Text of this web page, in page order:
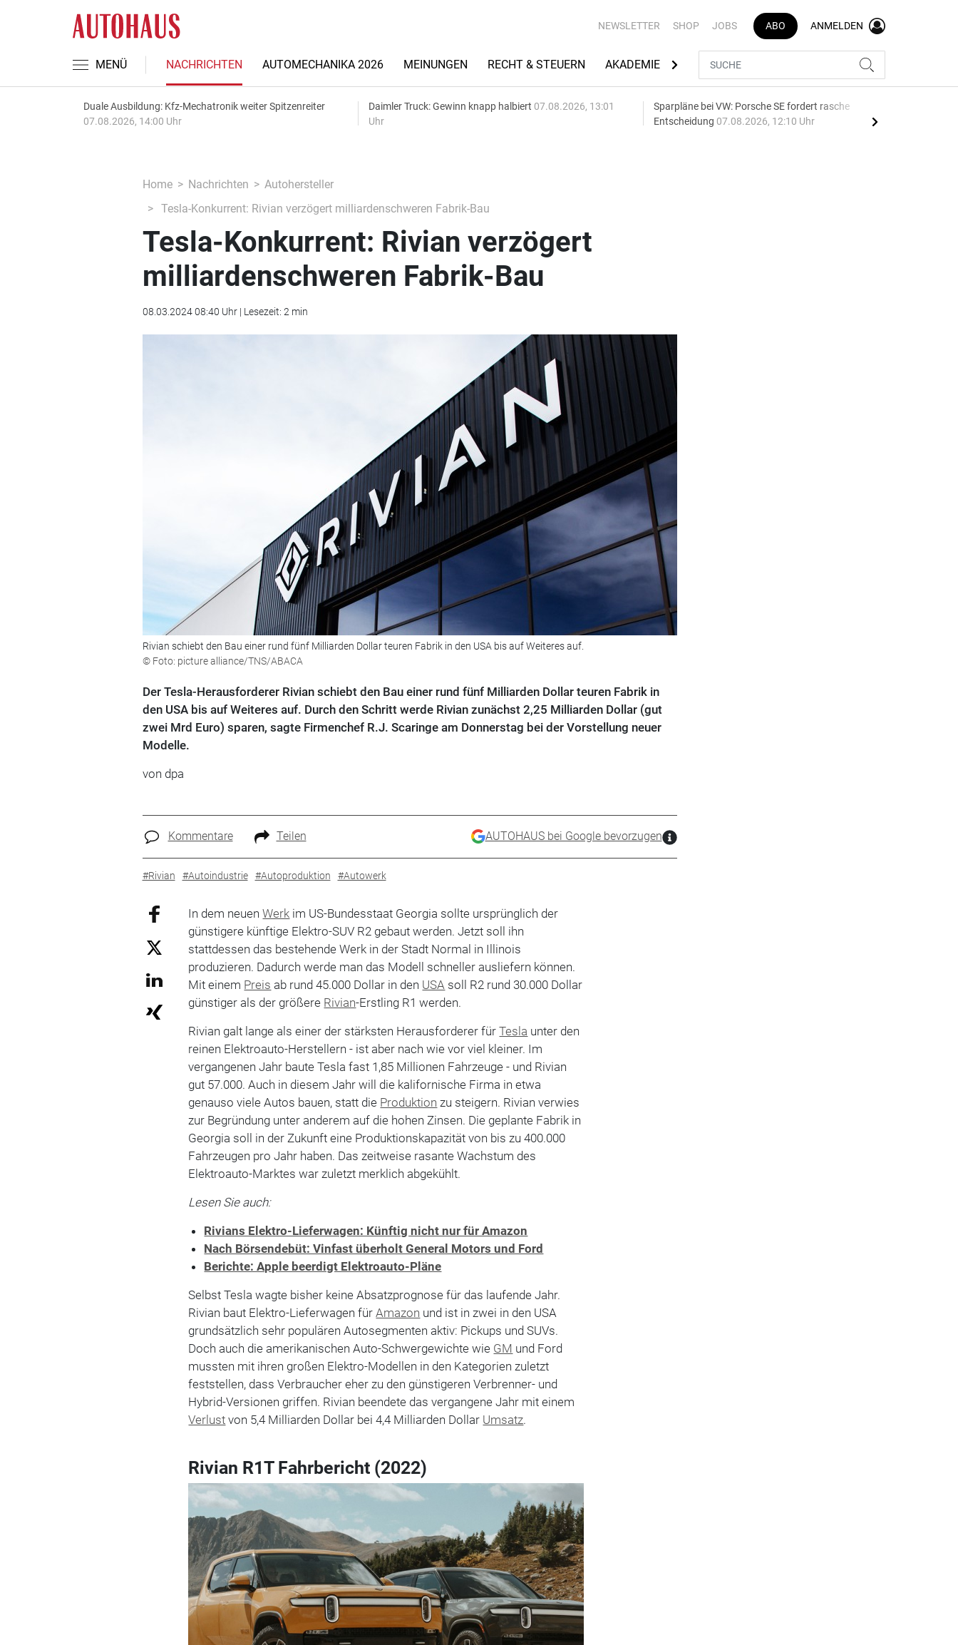
NEWSLETTER SHOP JOBS ABO ANMELDEN
MENÜ NACHRICHTEN AUTOMECHANIKA 2026 MEINUNGEN RECHT & STEUERN AKADEMIE AUTOMARKEN
Duale Ausbildung: Kfz-Mechatronik weiter Spitzenreiter
07.08.2026, 14:00 Uhr
Daimler Truck: Gewinn knapp halbiert 07.08.2026, 13:01
Uhr
Sparpläne bei VW: Porsche SE fordert rasche
Entscheidung 07.08.2026, 12:10 Uhr
Home Nachrichten
Autohersteller
Tesla-Konkurrent: Rivian verzögert milliardenschweren Fabrik-Bau
Tesla-Konkurrent: Rivian verzögert
milliardenschweren Fabrik-Bau
08.03.2024 08:40 Uhr | Lesezeit: 2 min
Rivian schiebt den Bau einer rund fünf Milliarden Dollar teuren Fabrik in den USA bis auf Weiteres auf.
© Foto: picture alliance/TNS/ABACA
Der Tesla-Herausforderer Rivian schiebt den Bau einer rund fünf Milliarden Dollar teuren Fabrik in
den USA bis auf Weiteres auf. Durch den Schritt werde Rivian zunächst 2,25 Milliarden Dollar (gut
zwei Mrd Euro) sparen, sagte Firmenchef R.J. Scaringe am Donnerstag bei der Vorstellung neuer
Modelle.
von dpa
Kommentare Teilen AUTOHAUS bei Google bevorzugen
#Rivian #Autoindustrie #Autoproduktion #Autowerk
In dem neuenWerk im US-Bundesstaat Georgia sollte ursprünglich der
günstigere künftige Elektro-SUV R2 gebaut werden. Jetzt soll ihn
stattdessen das bestehende Werk in der Stadt Normal in Illinois
produzieren. Dadurch werde man das Modell schneller ausliefern können.
Mit einem Preis ab rund 45.000 Dollar in den USA soll R2 rund 30.000 Dollar
günstiger als der größere Rivian-Erstling R1 werden.
Rivian galt lange als einer der stärksten Herausforderer fürTesla unter den
reinen Elektroauto-Herstellern - ist aber nach wie vor viel kleiner. Im
vergangenen Jahr baute Tesla fast 1,85 Millionen Fahrzeuge - und Rivian
gut 57.000. Auch in diesem Jahr will die kalifornische Firma in etwa
genauso viele Autos bauen, statt die Produktion zu steigern. Rivian verwies
zur Begründung unter anderem auf die hohen Zinsen. Die geplante Fabrik in
Georgia soll in der Zukunft eine Produktionskapazität von bis zu 400.000
Fahrzeugen pro Jahr haben. Das zeitweise rasante Wachstum des
Elektroauto-Marktes war zuletzt merklich abgekühlt.
Lesen Sie auch:
Rivians Elektro-Lieferwagen: Künftig nicht nur für Amazon
Nach Börsendebüt: Vinfast überholt General Motors und Ford
Berichte: Apple beerdigt Elektroauto-Pläne
Selbst Tesla wagte bisher keine Absatzprognose für das laufende Jahr.
Rivian baut Elektro-Lieferwagen fürAmazon und ist in zwei in den USA
grundsätzlich sehr populären Autosegmenten aktiv: Pickups und SUVs.
Doch auch die amerikanischen Auto-Schwergewichte wie GM und Ford
mussten mit ihren großen Elektro-Modellen in den Kategorien zuletzt
feststellen, dass Verbraucher eher zu den günstigeren Verbrenner- und
Hybrid-Versionen griffen. Rivian beendete das vergangene Jahr mit einem
Verlust von 5,4 Milliarden Dollar bei 4,4 Milliarden Dollar Umsatz.
Rivian R1T Fahrbericht (2022)